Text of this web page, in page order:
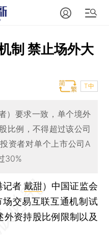
制 禁止场外大
T中
）要求一致，单个境外
比例，不得超过该公司
资者对单个上市公司A
30%
记者 戴甜） 中国证监会
交易互联互通机制试
资持股比例限制以及